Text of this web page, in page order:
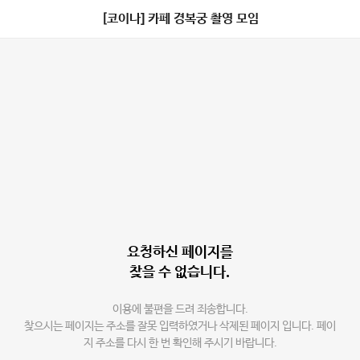
[코이나] 카페 경복궁 촬영 모임
요청하신 페이지를
찾을 수 없습니다.
이용에 불편을 드려 죄송합니다.
찾으시는 페이지는 주소를 잘못 입력하였거나 삭제된 페이지 입니다. 페이
지 주소를 다시 한 번 확인해 주시기 바랍니다.